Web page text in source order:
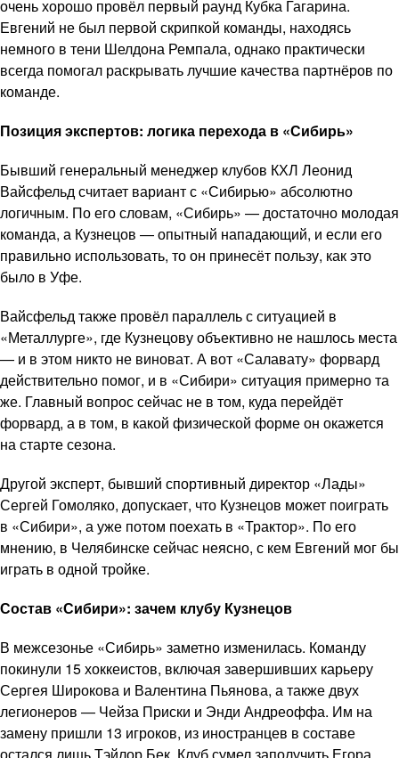
очень хорошо провёл первый раунд Кубка Гагарина.
Евгений не был первой скрипкой команды, находясь
немного в тени Шелдона Ремпала, однако практически
всегда помогал раскрывать лучшие качества партнёров по
команде.
Позиция экспертов: логика перехода в «Сибирь»
Бывший генеральный менеджер клубов КХЛ Леонид
Вайсфельд считает вариант с «Сибирью» абсолютно
логичным. По его словам, «Сибирь» — достаточно молодая
команда, а Кузнецов — опытный нападающий, и если его
правильно использовать, то он принесёт пользу, как это
было в Уфе.
Вайсфельд также провёл параллель с ситуацией в
«Металлурге», где Кузнецову объективно не нашлось места
— и в этом никто не виноват. А вот «Салавату» форвард
действительно помог, и в «Сибири» ситуация примерно та
же. Главный вопрос сейчас не в том, куда перейдёт
форвард, а в том, в какой физической форме он окажется
на старте сезона.
Другой эксперт, бывший спортивный директор «Лады»
Сергей Гомоляко, допускает, что Кузнецов может поиграть
в «Сибири», а уже потом поехать в «Трактор». По его
мнению, в Челябинске сейчас неясно, с кем Евгений мог бы
играть в одной тройке.
Состав «Сибири»: зачем клубу Кузнецов
В межсезонье «Сибирь» заметно изменилась. Команду
покинули 15 хоккеистов, включая завершивших карьеру
Сергея Широкова и Валентина Пьянова, а также двух
легионеров — Чейза Приски и Энди Андреоффа. Им на
замену пришли 13 игроков, из иностранцев в составе
остался лишь Тэйлор Бек. Клуб сумел заполучить Егора